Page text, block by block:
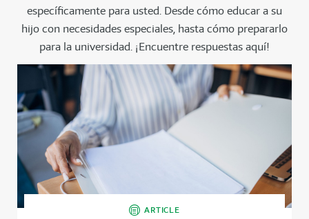
específicamente para usted. Desde cómo educar a su
hijo con necesidades especiales, hasta cómo prepararlo
para la universidad. ¡Encuentre respuestas aquí!
ARTICLE